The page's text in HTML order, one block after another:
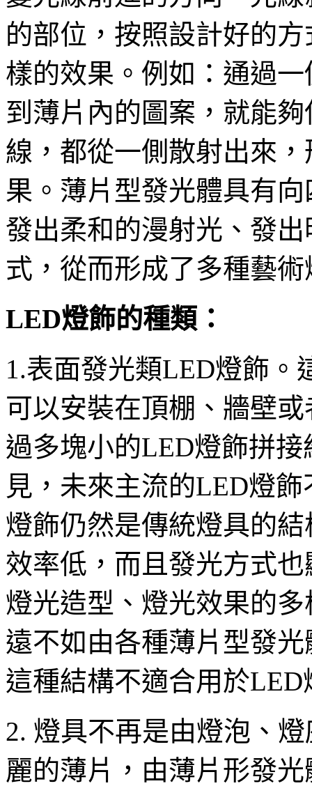
的部位，按照設計好的
樣的效果。例如：通過
到薄片內的圖案，就能
線，都從一側散射出來
果。薄片型發光體具有
發出柔和的漫射光、發
式，從而形成了多種藝
LED燈飾的種類：
1.表面發光類LED燈飾。
可以安裝在頂棚、牆壁
過多塊小的LED燈飾拼
見，未來主流的LED燈
燈飾仍然是傳統燈具的
效率低，而且發光方式
燈光造型、燈光效果的
遠不如由各種薄片型發
這種結構不適合用於LED
2. 燈具不再是由燈泡、
麗的薄片，由薄片形發